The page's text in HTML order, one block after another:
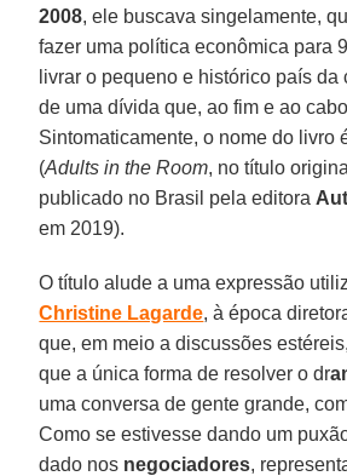
2008, ele buscava singelamente,
fazer uma política econômica para
livrar o pequeno e histórico país da
de uma dívida que, ao fim e ao
Sintomaticamente, o nome do livro
(Adults in the Room, no título
publicado no Brasil pela editora
em 2019).
O título alude a uma expressão
Christine Lagarde, à época
que, em meio a discussões
que a única forma de resolver o dr
uma conversa de gente grande,
Como se estivesse dando um
dado nos negociadores,